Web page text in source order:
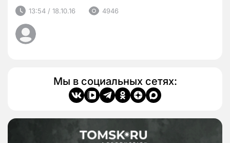
13:54 / 18.10.16 4946
Мы в социальных сетях: